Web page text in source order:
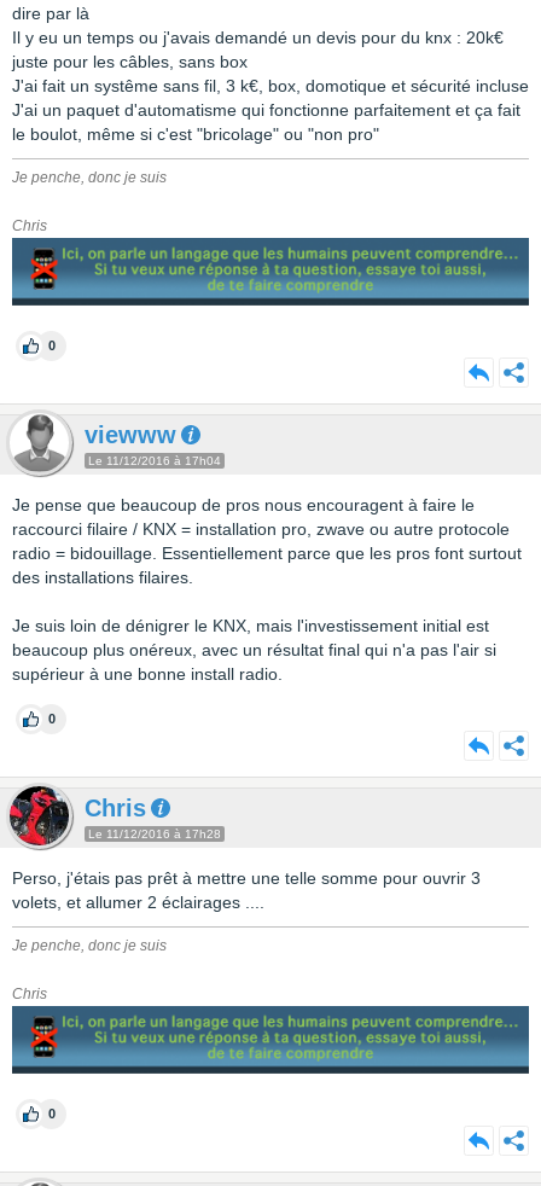
dire par là
Il y eu un temps ou j'avais demandé un devis pour du knx : 20k€
juste pour les câbles, sans box
J'ai fait un systême sans fil, 3 k€, box, domotique et sécurité incluse
J'ai un paquet d'automatisme qui fonctionne parfaitement et ça fait
le boulot, même si c'est "bricolage" ou "non pro"
Je penche, donc je suis
Chris
0
viewww
Le 11/12/2016 à 17h04
Je pense que beaucoup de pros nous encouragent à faire le
raccourci filaire / KNX = installation pro, zwave ou autre protocole
radio = bidouillage. Essentiellement parce que les pros font surtout
des installations filaires.
Je suis loin de dénigrer le KNX, mais l'investissement initial est
beaucoup plus onéreux, avec un résultat final qui n'a pas l'air si
supérieur à une bonne install radio.
0
Chris
Le 11/12/2016 à 17h28
Perso, j'étais pas prêt à mettre une telle somme pour ouvrir 3
volets, et allumer 2 éclairages ....
Je penche, donc je suis
Chris
0